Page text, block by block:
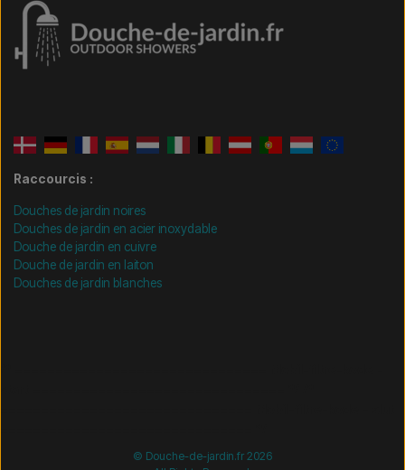
Raccourcis :
Douches de jardin noires
Douches de jardin en acier inoxydable
Douche de jardin en cuivre
Douche de jardin en laiton
Douches de jardin blanches
© Douche-de-jardin.fr 2026